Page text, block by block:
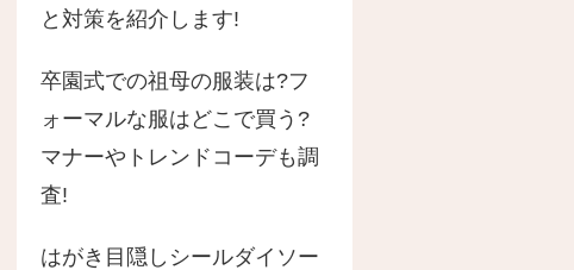
と対策を紹介します!
卒園式での祖母の服装は?フ
ォーマルな服はどこで買う?
マナーやトレンドコーデも調
査!
はがき目隠しシールダイソー